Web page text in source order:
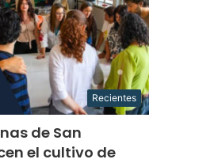
Recientes
de San
el cultivo de